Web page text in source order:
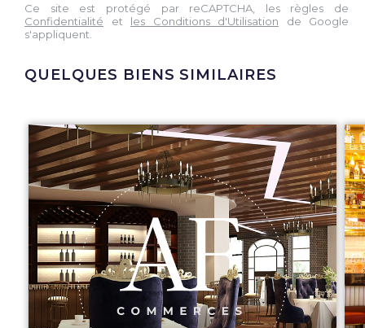
Ce site est protégé par reCAPTCHA, les règles de
Confidentialité et les Conditions d'Utilisation de Google
s'appliquent.
QUELQUES BIENS SIMILAIRES